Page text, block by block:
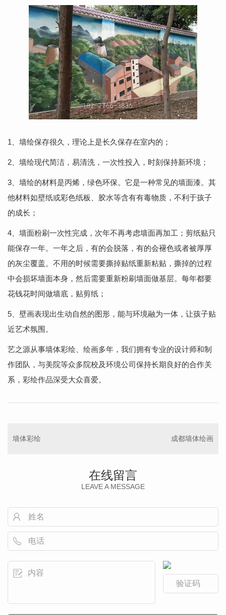
1、墙绘保存很久，理论上是长久保存在室内的；
2、墙绘现代简洁，易清洗，一次性投入，时刻保持新环境；
3、墙绘的材料是丙烯，绿色环保。它是一种常见的墙面漆。其
他材料如壁纸或彩色纸板、胶水等含有有毒物质，不利于孩子
的成长；
4、墙面粉刷一次性完成，次年不再考虑墙面再加工；剪纸贴只
能保存一年。一年之后，有的会脱落，有的会褪色或者被厚厚
的灰尘覆盖。不用的时候需要撕掉贴纸重新粘贴，撕掉的过程
中会损坏墙面本身，然后需要重新粉刷墙面做基层。每年都要
花钱花时间做墙底，贴剪纸；
5、壁画表现出生动自然的图形，能与环境融为一体，让孩子贴
近艺术氛围。
艺之源从事墙体彩绘、绘画多年，我们拥有专业的设计师和制
作团队，与美院等众多院校及环境公司保持长期良好的合作关
系，彩绘作品深受大众喜爱。
墙体彩绘 成都墙体绘画
在线留言
LEAVE A MESSAGE